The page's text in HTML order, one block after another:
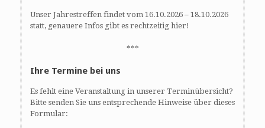
Unser Jahrestreffen findet vom 16.10.2026 – 18.10.2026
statt, genauere Infos gibt es rechtzeitig hier!
***
Ihre Termine bei uns
Es fehlt eine Veranstaltung in unserer Terminübersicht?
Bitte senden Sie uns entsprechende Hinweise über dieses
Formular: